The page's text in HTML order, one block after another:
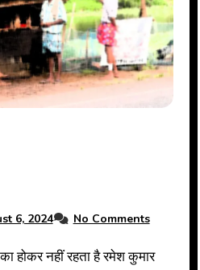
6, 2024 No Comments